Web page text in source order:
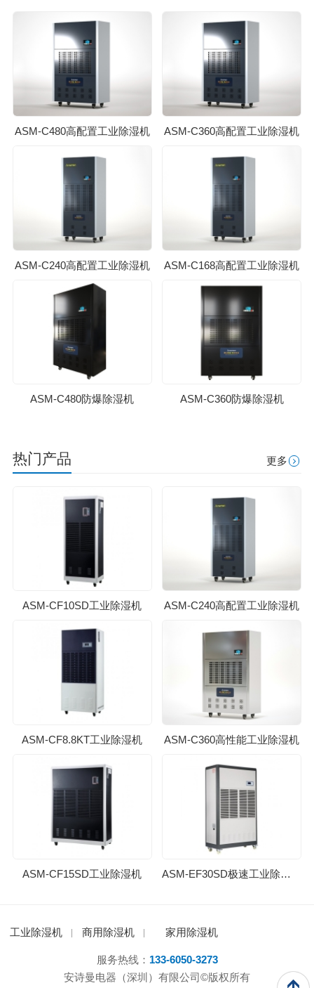
ASM-C480高配置工业除湿机 ASM-C360高配置工业除湿机
ASM-C240高配置工业除湿机 ASM-C168高配置工业除湿机
ASM-C480防爆除湿机 ASM-C360防爆除湿机
热门产品 更多
ASM-CF10SD工业除湿机 ASM-C240高配置工业除湿机
ASM-CF8.8KT工业除湿机 ASM-C360高性能工业除湿机
ASM-CF15SD工业除湿机 ASM-EF30SD极速工业除湿机
工业除湿机 商用除湿机 家用除湿机
服务热线： 133-6050-3273
安诗曼电器（深圳）有限公司©版权所有